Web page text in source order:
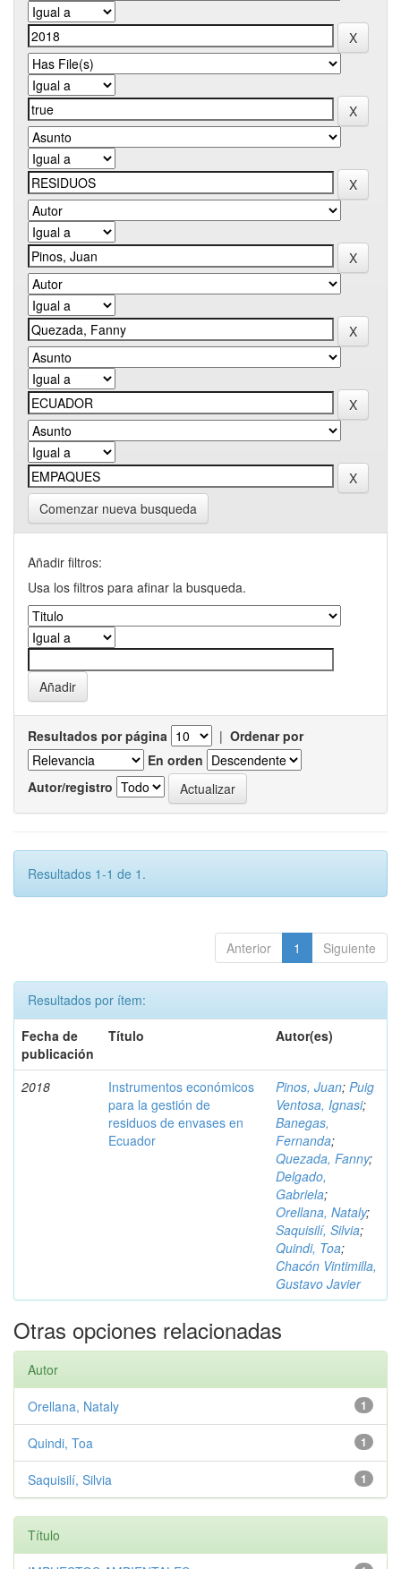
Comenzar nueva busqueda
Añadir filtros:
Usa los filtros para afinar la busqueda.
Resultados por página | Ordenar por
En orden
Autor/registro
Resultados 1-1 de 1.
Anterior 1 Siguiente
Resultados por ítem:
Fecha de
publicación
Título Autor(es)
2018
Instrumentos económicos
para la gestión de
residuos de envases en
Ecuador
Pinos, Juan; Puig
Ventosa, Ignasi;
Banegas,
Fernanda;
Quezada, Fanny;
Delgado,
Gabriela;
Orellana, Nataly;
Saquisilí, Silvia;
Quindi, Toa;
Chacón Vintimilla,
Gustavo Javier
Otras opciones relacionadas
Autor
1
Orellana, Nataly
1
Quindi, Toa
1
Saquisilí, Silvia
Título